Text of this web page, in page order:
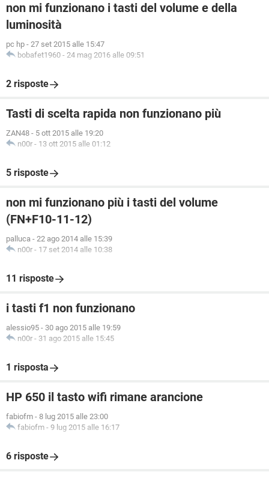
non mi funzionano i tasti del volume e della
luminosità
pc hp - 27 set 2015 alle 15:47
bobafet1960 - 24 mag 2016 alle 09:51
2 risposte
Tasti di scelta rapida non funzionano più
ZAN48 - 5 ott 2015 alle 19:20
n00r - 13 ott 2015 alle 01:12
5 risposte
non mi funzionano più i tasti del volume
(FN+F10-11-12)
palluca - 22 ago 2014 alle 15:39
n00r - 17 set 2014 alle 10:38
11 risposte
i tasti f1 non funzionano
alessio95 - 30 ago 2015 alle 19:59
n00r - 31 ago 2015 alle 15:45
1 risposta
HP 650 il tasto wifi rimane arancione
fabiofm - 8 lug 2015 alle 23:00
fabiofm - 9 lug 2015 alle 16:17
6 risposte